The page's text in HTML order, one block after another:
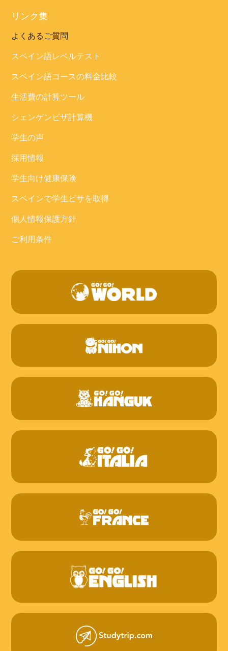
リンク集
よくあるご質問
スペイン語レベルテスト
スペイン語コースの料金比較
生活費の計算ツール
シェンゲンビザ計算機
学生の声
採用情報
学生向け健康保険
スペインで学生ビサを取得
個人情報保護方針
ご利用条件